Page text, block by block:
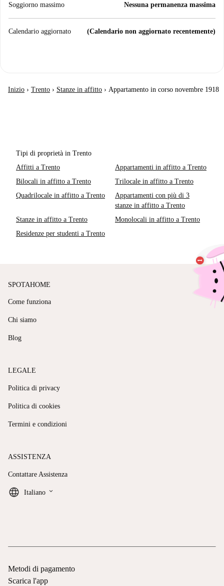
Soggiorno massimo Nessuna permanenza massima
Calendario aggiornato (Calendario non aggiornato recentemente)
Inizio › Trento › Stanze in affitto › Appartamento in corso novembre 1918
Tipi di proprietà in Trento
Affitti a Trento
Appartamenti in affitto a Trento
Bilocali in affitto a Trento
Trilocale in affitto a Trento
Quadrilocale in affitto a Trento
Appartamenti con più di 3
stanze in affitto a Trento
Stanze in affitto a Trento
Monolocali in affitto a Trento
Residenze per studenti a Trento
SPOTAHOME
Come funziona
Chi siamo
Blog
LEGALE
Politica di privacy
Politica di cookies
Termini e condizioni
ASSISTENZA
Contattare Assistenza
Italiano keyboard_arrow_down
Metodi di pagamento
Scarica l'app